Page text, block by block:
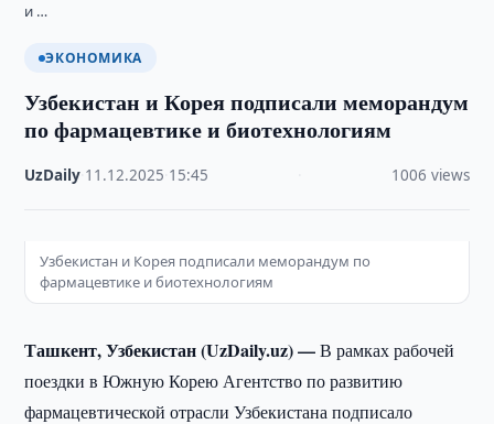
и …
ЭКОНОМИКА
Узбекистан и Корея подписали меморандум
по фармацевтике и биотехнологиям
UzDaily 11.12.2025 15:45 1006 views
Узбекистан и Корея подписали меморандум по
фармацевтике и биотехнологиям
Ташкент, Узбекистан (UzDaily.uz) —В рамках рабочей
поездки в Южную Корею Агентство по развитию
фармацевтической отрасли Узбекистана подписало